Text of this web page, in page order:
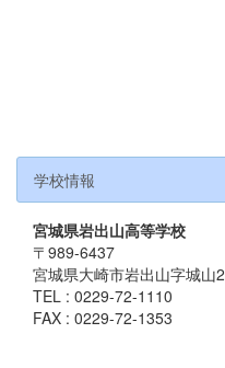
学校情報
宮城県岩出山高等学校
〒989-6437
宮城県大崎市岩出山字城山2
TEL : 0229-72-1110
FAX : 0229-72-1353